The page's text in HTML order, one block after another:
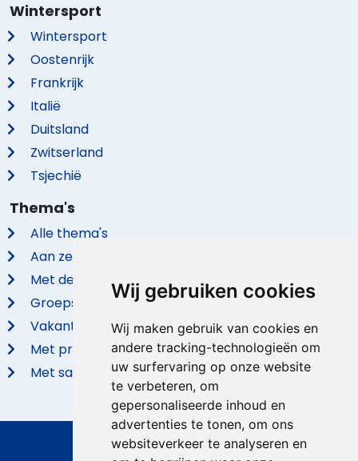
Wij gebruiken cookies
Wij maken gebruik van cookies en
andere tracking-technologieën om
uw surfervaring op onze website
te verbeteren, om
gepersonaliseerde inhoud en
advertenties te tonen, om ons
websiteverkeer te analyseren en
Wintersport
Wintersport
Oostenrijk
Frankrijk
Italië
Duitsland
Zwitserland
Tsjechië
Thema's
Alle thema's
Aan zee
Met de hond
Groepsaccommodaties
Vakantieparken
Met privé zwembad
Met sauna
© 2026 VidaVilla.com